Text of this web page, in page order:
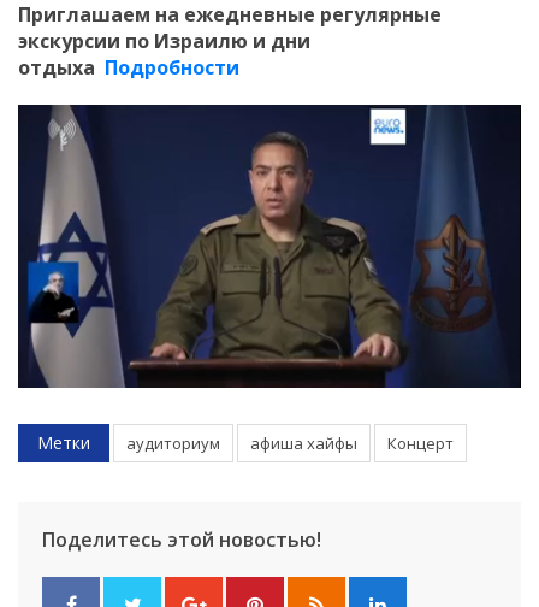
Приглашаем на ежедневные регулярные
экскурсии по Израилю и дни
отдыха Подробности
Метки аудиториум афиша хайфы Концерт
Поделитесь этой новостью!